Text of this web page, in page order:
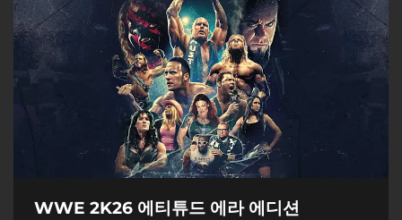
WWE 2K26 에티튜드 에라 에디션